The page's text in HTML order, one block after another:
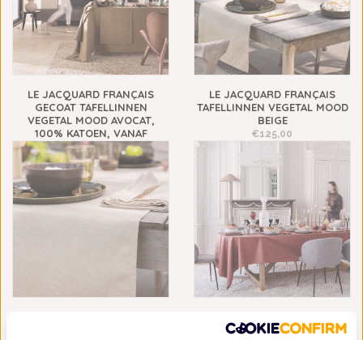
LE JACQUARD FRANÇAIS
GECOAT TAFELLINNEN
VEGETAL MOOD AVOCAT,
100% KATOEN, VANAF
€149,00
LE JACQUARD FRANÇAIS
TAFELLINNEN VEGETAL MOOD
BEIGE
€125,00
TAFELLINNEN VEGETAL MOOD